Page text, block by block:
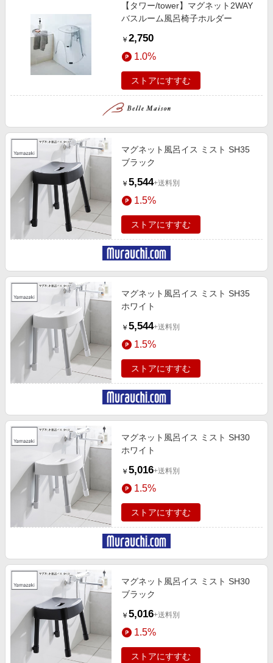
【タワー/tower】マグネット2WAY
バスルーム風呂椅子ホルダー
￥ 2,750
1.0%
ストアにすすむ
マグネット風呂イス ミスト SH35
ブラック
￥ 5,544+送料別
1.5%
ストアにすすむ
マグネット風呂イス ミスト SH35
ホワイト
￥ 5,544+送料別
1.5%
ストアにすすむ
マグネット風呂イス ミスト SH30
ホワイト
￥ 5,016+送料別
1.5%
ストアにすすむ
マグネット風呂イス ミスト SH30
ブラック
￥ 5,016+送料別
1.5%
ストアにすすむ